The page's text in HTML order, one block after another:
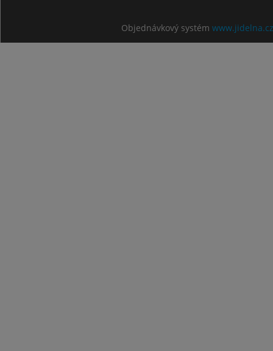
Objednávkový systém www.jidelna.cz